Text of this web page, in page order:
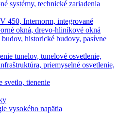
systémy, technické zariadenia
450, Internorm, integrované
okná, drevo-hliníkové okná
historické budovy, pasívne
tunelov, tunelové osvetlenie,
priemyselné osvetlenie,
svetlo, tienenie
vysokého napätia